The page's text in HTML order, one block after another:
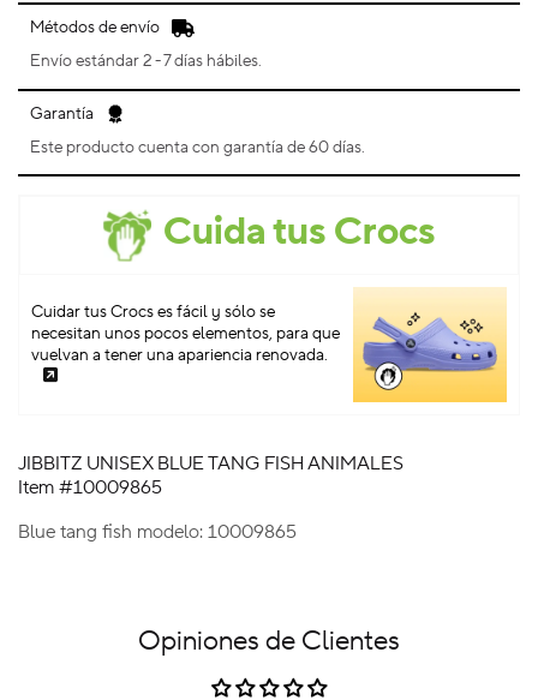
Métodos de envío
Envío estándar 2 - 7 días hábiles.
Garantía
Este producto cuenta con garantía de 60 días.
Cuida tus Crocs
Cuidar tus Crocs es fácil y sólo se
necesitan unos pocos elementos, para que
vuelvan a tener una apariencia renovada.
JIBBITZ UNISEX BLUE TANG FISH ANIMALES
Item #10009865
Blue tang fish modelo: 10009865
Opiniones de Clientes